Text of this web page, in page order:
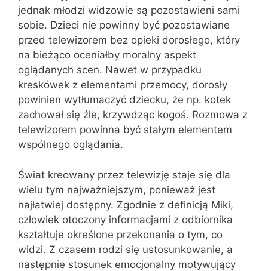
jednak młodzi widzowie są pozostawieni sami
sobie. Dzieci nie powinny być pozostawiane
przed telewizorem bez opieki dorosłego, który
na bieżąco oceniałby moralny aspekt
oglądanych scen. Nawet w przypadku
kreskówek z elementami przemocy, dorosły
powinien wytłumaczyć dziecku, że np. kotek
zachował się źle, krzywdząc kogoś. Rozmowa z
telewizorem powinna być stałym elementem
wspólnego oglądania.
Świat kreowany przez telewizję staje się dla
wielu tym najważniejszym, ponieważ jest
najłatwiej dostępny. Zgodnie z definicją Miki,
człowiek otoczony informacjami z odbiornika
kształtuje określone przekonania o tym, co
widzi. Z czasem rodzi się ustosunkowanie, a
następnie stosunek emocjonalny motywujący